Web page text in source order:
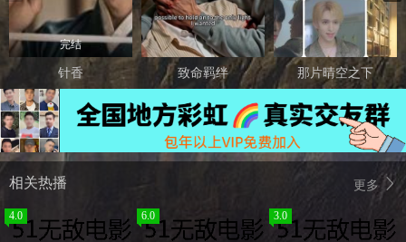
完结
针香 致命羁绊 那片晴空之下
更多
相关热播
4.0 6.0 3.0